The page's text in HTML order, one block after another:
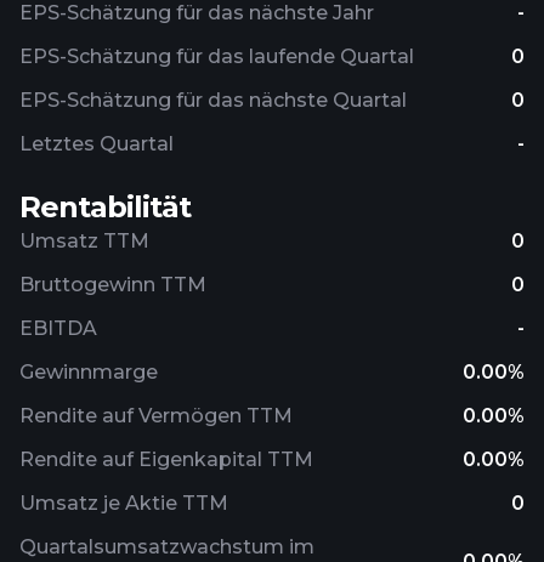
EPS-Schätzung für das nächste Jahr
-
EPS-Schätzung für das laufende Quartal
0
EPS-Schätzung für das nächste Quartal
0
Letztes Quartal
-
Rentabilität
Umsatz TTM
0
Bruttogewinn TTM
0
EBITDA
-
Gewinnmarge
0.00%
Rendite auf Vermögen TTM
0.00%
Rendite auf Eigenkapital TTM
0.00%
Umsatz je Aktie TTM
0
Quartalsumsatzwachstum im